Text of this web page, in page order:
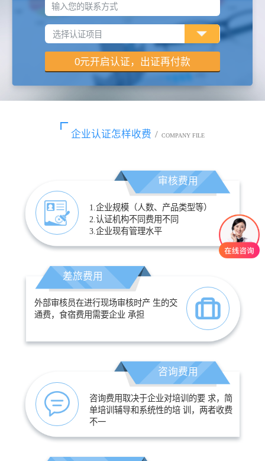
输入您的联系方式
企业认证怎样收费 / COMPANY FILE
审核费用
1.企业规模（人数、产品类型等）
2.认证机构不同费用不同
3.企业现有管理水平
差旅费用
外部审核员在进行现场审核时产 生的交
通费，食宿费用需要企业 承担
咨询费用
咨询费用取决于企业对培训的要 求，简
单培训辅导和系统性的培 训，两者收费
不一